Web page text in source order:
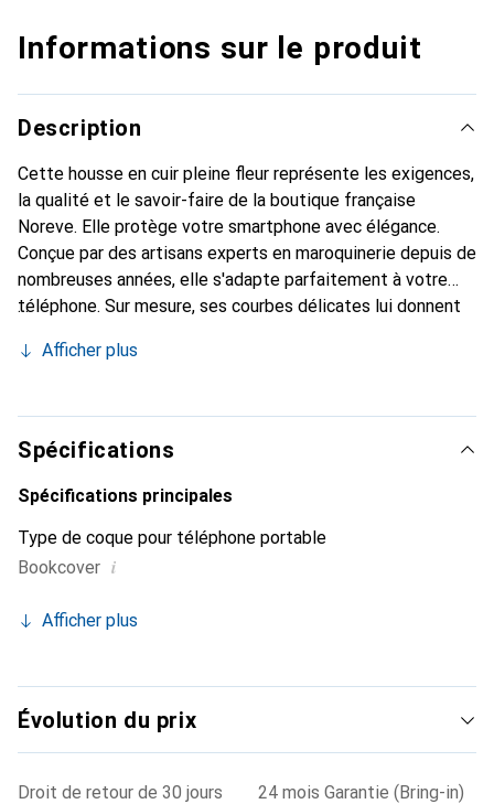
Informations sur le produit
Description
Cette housse en cuir pleine fleur représente les exigences,
la qualité et le savoir-faire de la boutique française
Noreve. Elle protège votre smartphone avec élégance.
Conçue par des artisans experts en maroquinerie depuis de
nombreuses années, elle s'adapte parfaitement à votre
téléphone. Sur mesure, ses courbes délicates lui donnent
et indispensable de votre smartphone. Reconnaître
marque Noreve est un choix sûr pour une clientèle
exigeante.
Afficher plus
Spécifications
Spécifications principales
Type de coque pour téléphone portable
Bookcover i
Afficher plus
Évolution du prix
Droit de retour de 30 jours
24 mois Garantie (Bring-in)